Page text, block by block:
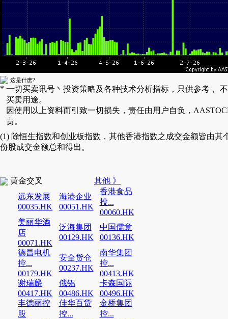
这是什麽?
* 一切买卖讯号丶投资策略及各种技术分析指标，只供参考，
买卖用途。
因使用以上资料而引致一切损失，责任由用户自负，
责。
(1) 除恒生指数和创业板指数，其他香港指数之成交金额皆由其
份股成交金额总和得出。
黄金交叉
其他 》
远东发展
00035.HK
海港企业
00051.HK
香港食品
投...
00060.HK
美丽华酒
店
00071.HK
泛海集团
00129.HK
中国儒意
00136.HK
德昌电机
控...
00179.HK
安全货仓
00237.HK
南华集团
控...
00413.HK
谢瑞麟
00417.HK
俄铝
00486.HK
卡森国际
00496.HK
丰德丽控
股
佳华百货
控...
金桥集团
控...